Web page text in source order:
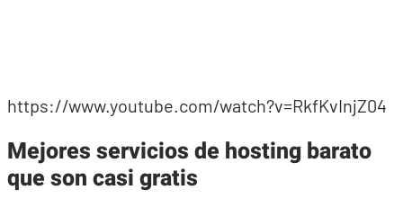
https://www.youtube.com/watch?v=RkfKvInjZ04
Mejores servicios de hosting barato
que son casi gratis